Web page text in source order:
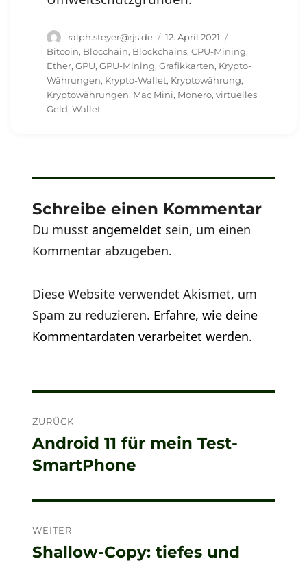
Autor
ralph.steyer@rjs.de
Veröffentlicht
am
12. April 2021
Bitcoin, Blocchain, Blockchains,CPU-Mining,
Ether,GPU,GPU-Mining,Grafikkarten, Krypto-
Währungen, Krypto-Wallet, Kryptowährung,
Kryptowährungen, Mac Mini, Monero,virtuelles
Geld,Wallet
Schreibe einen Kommentar
Du musstangemeldet sein, um einen
Kommentar abzugeben.
Diese Website verwendet Akismet, um
Spam zu reduzieren. Erfahre, wie deine
Kommentardaten verarbeitet werden.
ZURÜCK
Vorheriger
Beitrag:
Android 11 für mein Test-
SmartPhone
WEITER
Nächster
Shallow-Copy: tiefes und